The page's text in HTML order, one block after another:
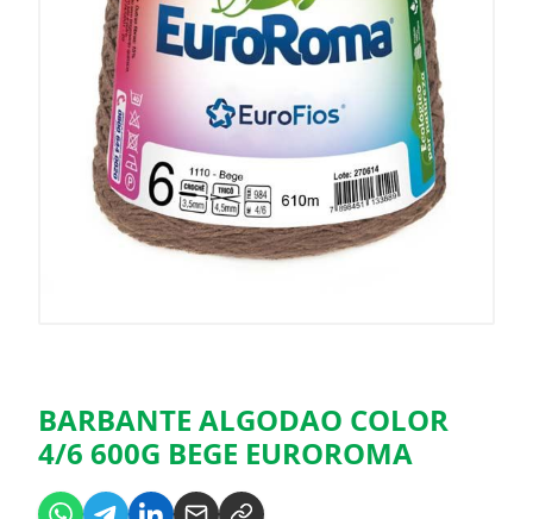
BARBANTE ALGODAO COLOR
4/6 600G BEGE EUROROMA